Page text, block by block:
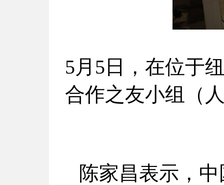
5月5日，在位于
合作之友小组（
陈家昌表示，